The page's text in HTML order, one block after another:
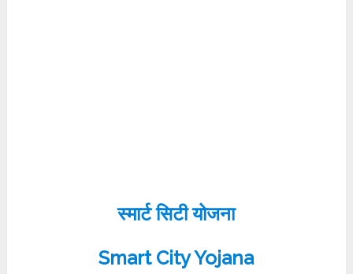
स्मार्ट सिटी योजना
Smart City Yojana